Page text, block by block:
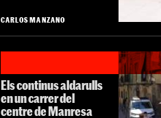
CARLOS MANZANO
Els continus aldarulls
en un carrer del
centre de Manresa